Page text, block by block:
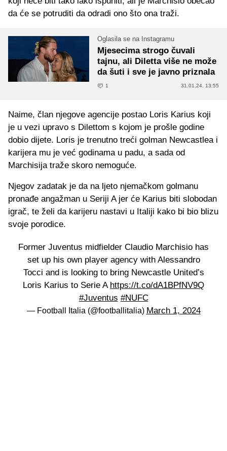
da će se potruditi da odradi ono što ona traži.
Oglasila se na Instagramu
Mjesecima strogo čuvali
tajnu, ali Diletta više ne može
da šuti i sve je javno priznala
1 31.01.24. 13:55
Naime, član njegove agencije postao Loris Karius koji
je u vezi upravo s Dilettom s kojom je prošle godine
dobio dijete. Loris je trenutno treći golman Newcastlea i
karijera mu je već godinama u padu, a sada od
Marchisija traže skoro nemoguće.
Njegov zadatak je da na ljeto njemačkom golmanu
pronađe angažman u Seriji A jer će Karius biti slobodan
igrač, te želi da karijeru nastavi u Italiji kako bi bio blizu
svoje porodice.
Former Juventus midfielder Claudio Marchisio has
set up his own player agency with Alessandro
Tocci and is looking to bring Newcastle United’s
Loris Karius to Serie A https://t.co/dA1BPfNV9Q
#Juventus #NUFC
— Football Italia (@footballitalia) March 1, 2024